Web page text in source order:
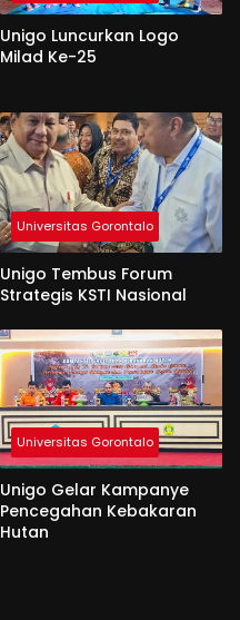
Unigo Luncurkan Logo
Milad Ke-25
Universitas Gorontalo
Unigo Tembus Forum
Strategis KSTI Nasional
Universitas Gorontalo
Unigo Gelar Kampanye
Pencegahan Kebakaran
Hutan